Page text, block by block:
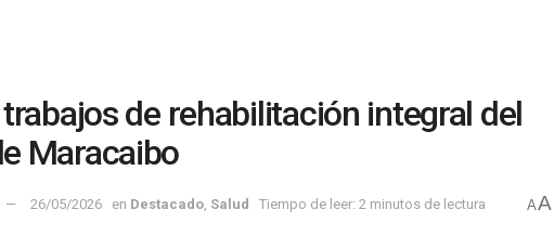
de rehabilitación integral del
Maracaibo
26/05/2026 en Destacado Salud Tiempo de leer: 2 minutos de lectura AA